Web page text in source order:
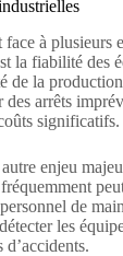
à plusieurs
la fiabilité des
de la
arrêts
significatifs.
enjeu
de
les
d’accidents.